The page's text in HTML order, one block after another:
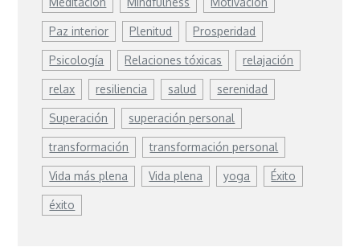
Paz interior Plenitud Prosperidad
Psicología Relaciones tóxicas relajación
relax resiliencia salud serenidad
Superación superación personal
transformación transformación personal
Vida más plena Vida plena yoga Éxito
éxito